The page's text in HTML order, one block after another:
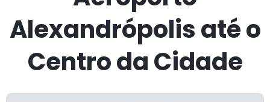
Alexandrópolis até o
Centro da Cidade